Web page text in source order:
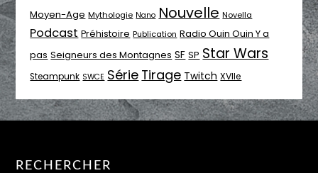
Moyen-Age Mythologie Nano Nouvelle Novella
Podcast Préhistoire Publication Radio Ouin Ouin Y a
pas Seigneurs des Montagnes SF SP Star Wars
Steampunk SWCE Série Tirage Twitch XVIIe
RECHERCHER